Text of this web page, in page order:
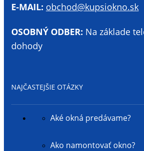
E-MAIL: obchod@kupsiokno.sk
OSOBNÝ ODBER: Na základe
dohody
NAJČASTEJŠIE OTÁZKY
Aké okná predávame?
Ako namontovať okno?